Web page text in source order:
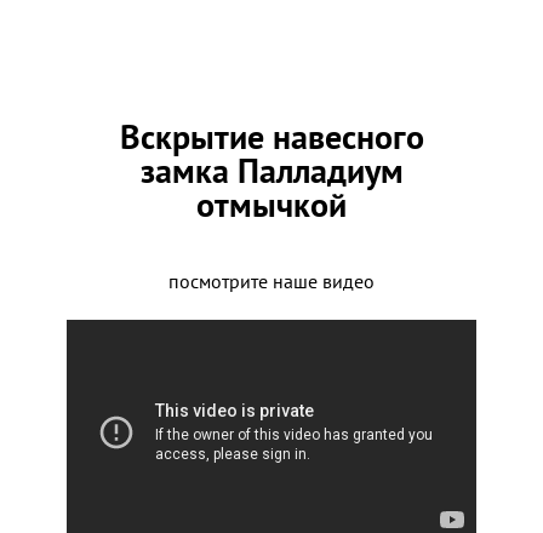
Вскрытие навесного
замка Палладиум
отмычкой
посмотрите наше видео